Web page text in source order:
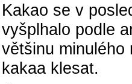
Kakao se v
vyšplhalo podle
většinu minulého
kakaa klesat.